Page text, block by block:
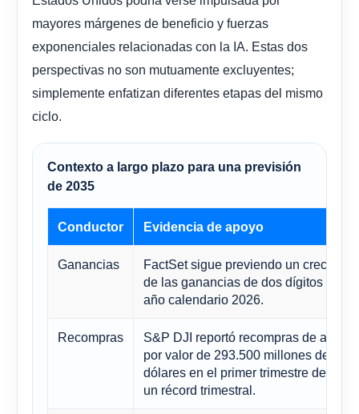
mayores márgenes de beneficio y fuerzas
exponenciales relacionadas con la IA. Estas dos
perspectivas no son mutuamente excluyentes;
simplemente enfatizan diferentes etapas del mismo
ciclo.
Contexto a largo plazo para una previsión
de 2035
Conductor Evidencia de apoyo
Ganancias
FactSet sigue previendo un
de las ganancias de dos dígitos para
año calendario 2026.
Recompras
S&P DJI reportó recompras de
por valor de 293.500 millones de
dólares en el primer trimestre de
un récord trimestral.